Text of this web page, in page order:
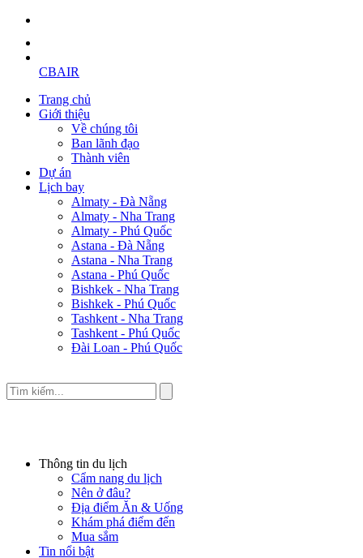
CBAIR
Trang chủ
Giới thiệu
Về chúng tôi
Ban lãnh đạo
Thành viên
Dự án
Lịch bay
Almaty - Đà Nẵng
Almaty - Nha Trang
Almaty - Phú Quốc
Astana - Đà Nẵng
Astana - Nha Trang
Astana - Phú Quốc
Bishkek - Nha Trang
Bishkek - Phú Quốc
Tashkent - Nha Trang
Tashkent - Phú Quốc
Đài Loan - Phú Quốc
Thông tin du lịch
Cẩm nang du lịch
Nên ở đâu?
Địa điểm Ăn & Uống
Khám phá điểm đến
Mua sắm
Tin nổi bật